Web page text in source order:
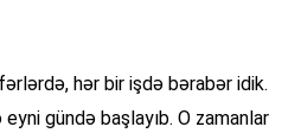
hər bir işdə bərabər idik.
gündə başlayıb. O zamanlar